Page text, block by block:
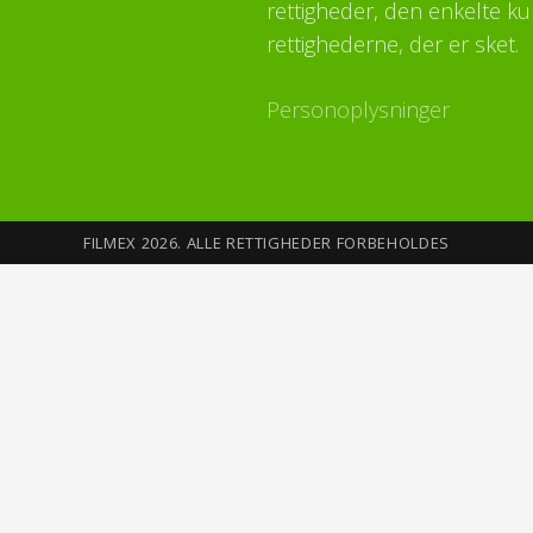
rettigheder, den enkelte
rettighederne, der er sket.
Personoplysninger
FILMEX 2026. ALLE RETTIGHEDER FORBEHOLDES